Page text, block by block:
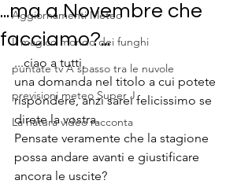
Aggiornamenti Meteo
Il magico mondo dei funghi
puntate tv A spasso tra le nuvole
previsioni meteo Super J
La natura video racconta
...ma a Novembre che
facciamo?...
...ciao a tutti,
una domanda nel titolo a cui potete
rispondere, anzi sarei felicissimo se
direte la vostra.
Pensate veramente che la stagione
possa andare avanti e giustificare
ancora le uscite?